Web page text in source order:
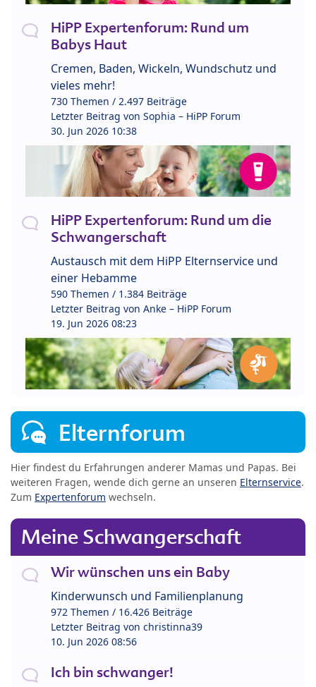
HiPP Expertenforum: Rund um
Babys Haut
Cremen, Baden, Wickeln, Wundschutz und
vieles mehr!
730 Themen / 2.497 Beiträge
Letzter Beitrag von Sophia – HiPP Forum
30. Jun 2026 10:38
HiPP Expertenforum: Rund um die
Schwangerschaft
Austausch mit dem HiPP Elternservice und
einer Hebamme
590 Themen / 1.384 Beiträge
Letzter Beitrag von Anke – HiPP Forum
19. Jun 2026 08:23
Elternforum
Hier findest du Erfahrungen anderer Mamas und Papas. Bei
weiteren Fragen, wende dich gerne an unseren Elternservice.
Zum Expertenforum wechseln.
Meine Schwangerschaft
Wir wünschen uns ein Baby
Kinderwunsch und Familienplanung
972 Themen / 16.426 Beiträge
Letzter Beitrag von christinna39
10. Jun 2026 08:56
Ich bin schwanger!